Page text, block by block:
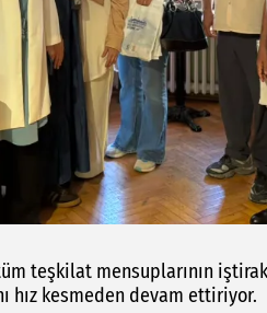
teşkilat mensuplarının
hız kesmeden devam ettiriyor.